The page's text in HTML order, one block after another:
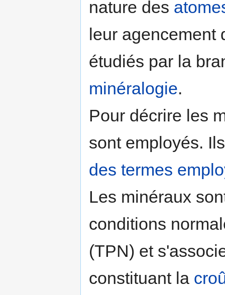
nature des
leur
étudiés par la
minéralogie.
Pour décrire les
sont employés.
des termes
Les minéraux
conditions
(TPN) et
constituant la